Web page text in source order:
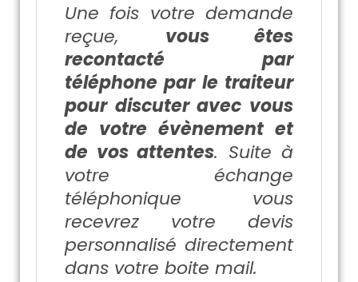
Une fois votre demande
reçue, vous êtes
recontacté par
téléphone par le traiteur
pour discuter avec vous
de votre évènement et
de vos attentes. Suite à
votre échange
téléphonique vous
recevrez votre devis
personnalisé directement
dans votre boite mail.